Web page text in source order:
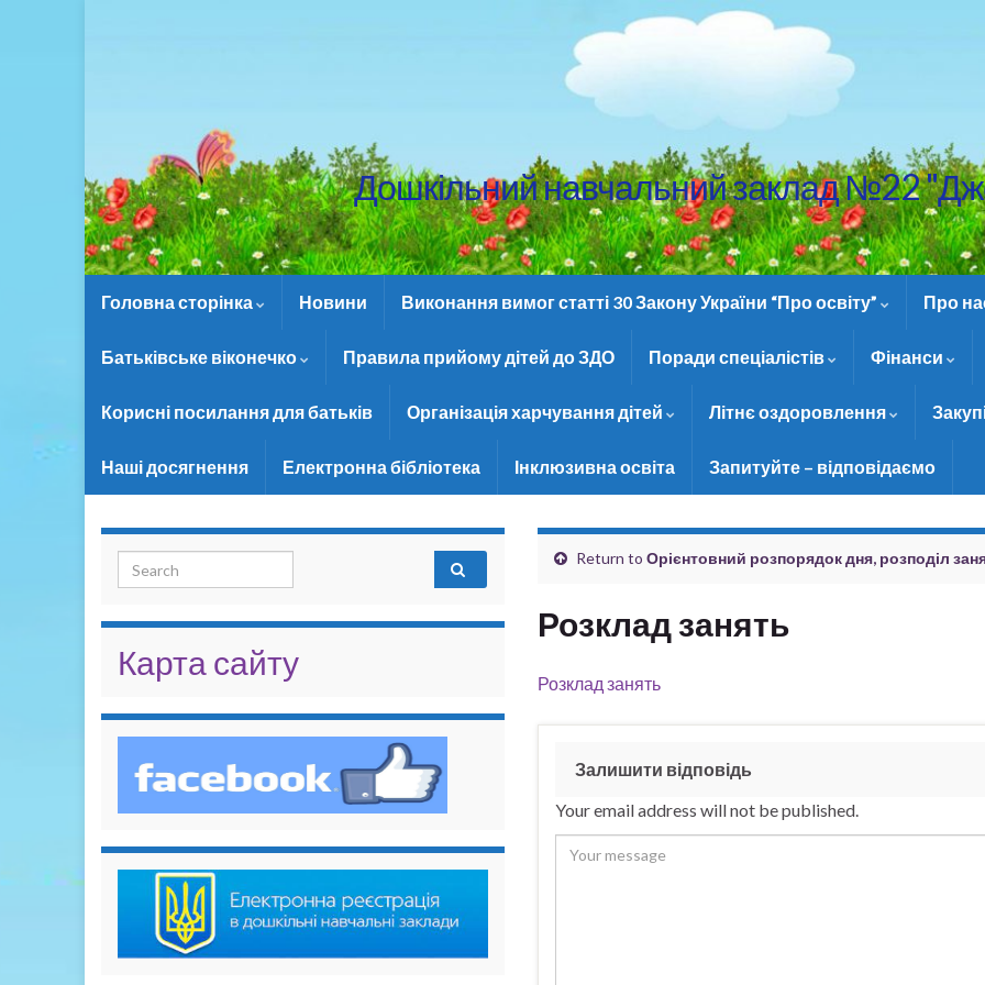
Дошкільний навчальний заклад №22
Головна сторінка Новини Виконання вимог статті 30 Закону України “Про освіту” Про
Батьківське віконечко Правила прийому дітей до ЗДО Поради спеціалістів Фінанси
Корисні посилання для батьків Організація харчування дітей Літнє оздоровлення
Наші досягнення Електронна бібліотека Інклюзивна освіта Запитуйте – відповідаємо
Return to Орієнтовний розпорядок дня, розподіл
Розклад занять
Розклад занять
Залишити відповідь
Your email address will not be published.
Search for:
Карта сайту